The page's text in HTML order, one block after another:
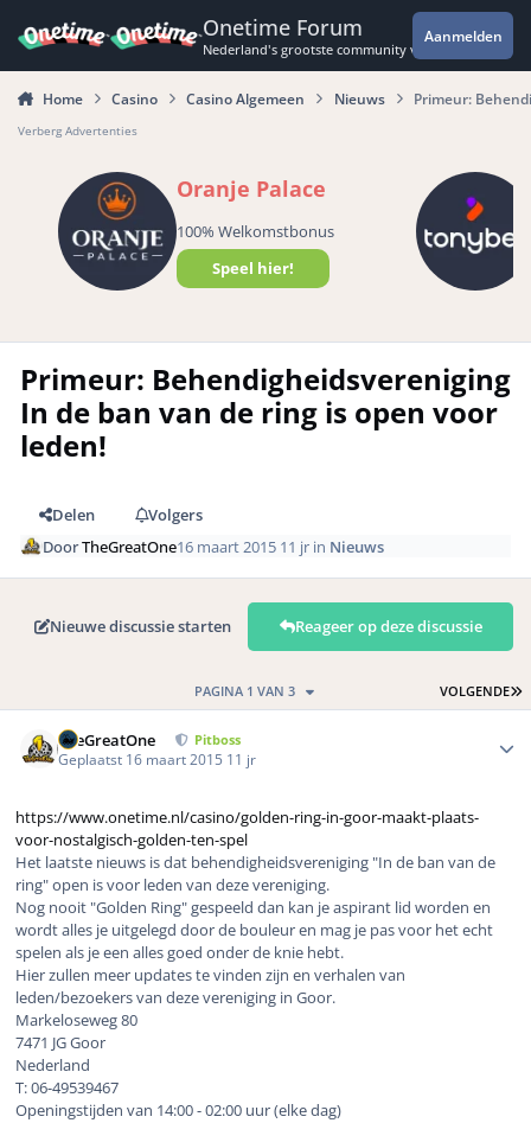
Onetime Forum
Nederland's grootste community voor de
Aanmelden
Home Casino Casino Algemeen Nieuws Primeur:
Verberg Advertenties
Oranje Palace
100% Welkomstbonus
Speel hier!
Primeur: Behendigheidsvereniging
In de ban van de ring is open voor
leden!
Delen
Volgers
DoorTheGreatOne16 maart 2015 11 jr in Nieuws
Nieuwe discussie starten Reageer op deze discussie
VOLGENDE
PAGINA 1 VAN 3
TheGreatOne Pitboss
Geplaatst 16 maart 2015 11 jr
https://www.onetime.nl/casino/golden-ring-in-goor-maakt-plaats-
voor-nostalgisch-golden-ten-spel
Het laatste nieuws is dat behendigheidsvereniging "In de ban van de
ring" open is voor leden van deze vereniging.
Nog nooit "Golden Ring" gespeeld dan kan je aspirant lid worden en
wordt alles je uitgelegd door de bouleur en mag je pas voor het echt
spelen als je een alles goed onder de knie hebt.
Hier zullen meer updates te vinden zijn en verhalen van
leden/bezoekers van deze vereniging in Goor.
Markeloseweg 80
7471 JG Goor
Nederland
T: 06-49539467
Openingstijden van 14:00 - 02:00 uur (elke dag)